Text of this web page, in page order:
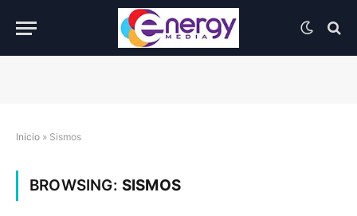
Inicio » Sismos
BROWSING: SISMOS